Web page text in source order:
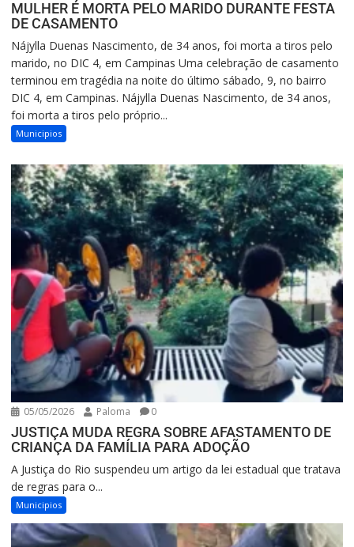
MULHER É MORTA PELO MARIDO DURANTE FESTA
DE CASAMENTO
Nájylla Duenas Nascimento, de 34 anos, foi morta a tiros pelo
marido, no DIC 4, em Campinas Uma celebração de casamento
terminou em tragédia na noite do último sábado, 9, no bairro
DIC 4, em Campinas. Nájylla Duenas Nascimento, de 34 anos,
foi morta a tiros pelo próprio...
Municipios
05/05/2026 Paloma 0
JUSTIÇA MUDA REGRA SOBRE AFASTAMENTO DE
CRIANÇA DA FAMÍLIA PARA ADOÇÃO
A Justiça do Rio suspendeu um artigo da lei estadual que tratava
de regras para o...
Municipios